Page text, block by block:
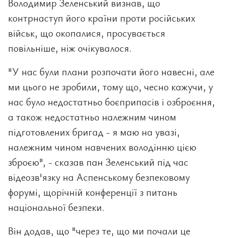
контрнаступ його країни проти російських
військ, що окопалися, просувається
повільніше, ніж очікувалося.
"У нас були плани розпочати його навесні, але
ми цього не зробили, тому що, чесно кажучи, у
нас було недостатньо боєприпасів і озброєння,
а також недостатньо належним чином
підготовлених бригад - я маю на увазі,
належним чином навчених володінню цією
зброєю", - сказав пан Зеленський під час
відеозв'язку на Аспенському безпековому
форумі, щорічній конференції з питань
національної безпеки.
Він додав, що "через те, що ми почали це